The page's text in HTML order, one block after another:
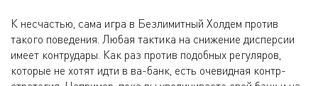
К несчастью, сама игра в Безлимитный Холдем против
такого поведения. Любая тактика на снижение дисперсии
имеет контрудары. Как раз против подобных регуляров,
которые не хотят идти в ва-банк, есть очевидная контр-